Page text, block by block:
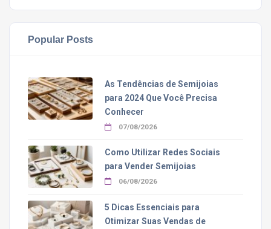
Popular Posts
As Tendências de Semijoias
para 2024 Que Você Precisa
Conhecer
07/08/2026
Como Utilizar Redes Sociais
para Vender Semijoias
06/08/2026
5 Dicas Essenciais para
Otimizar Suas Vendas de